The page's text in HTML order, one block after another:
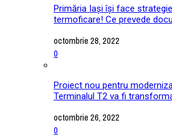
Primăria Iași își face
termoficare! Ce prevede
octombrie 28, 2022
0
Proiect nou pentru
Terminalul T2 va fi
octombrie 26, 2022
0